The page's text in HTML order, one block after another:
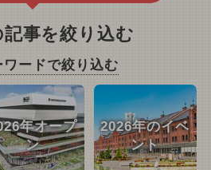
事を絞り込む
ワードで絞り込む
年オープ
ン
2026年のイベ
ント